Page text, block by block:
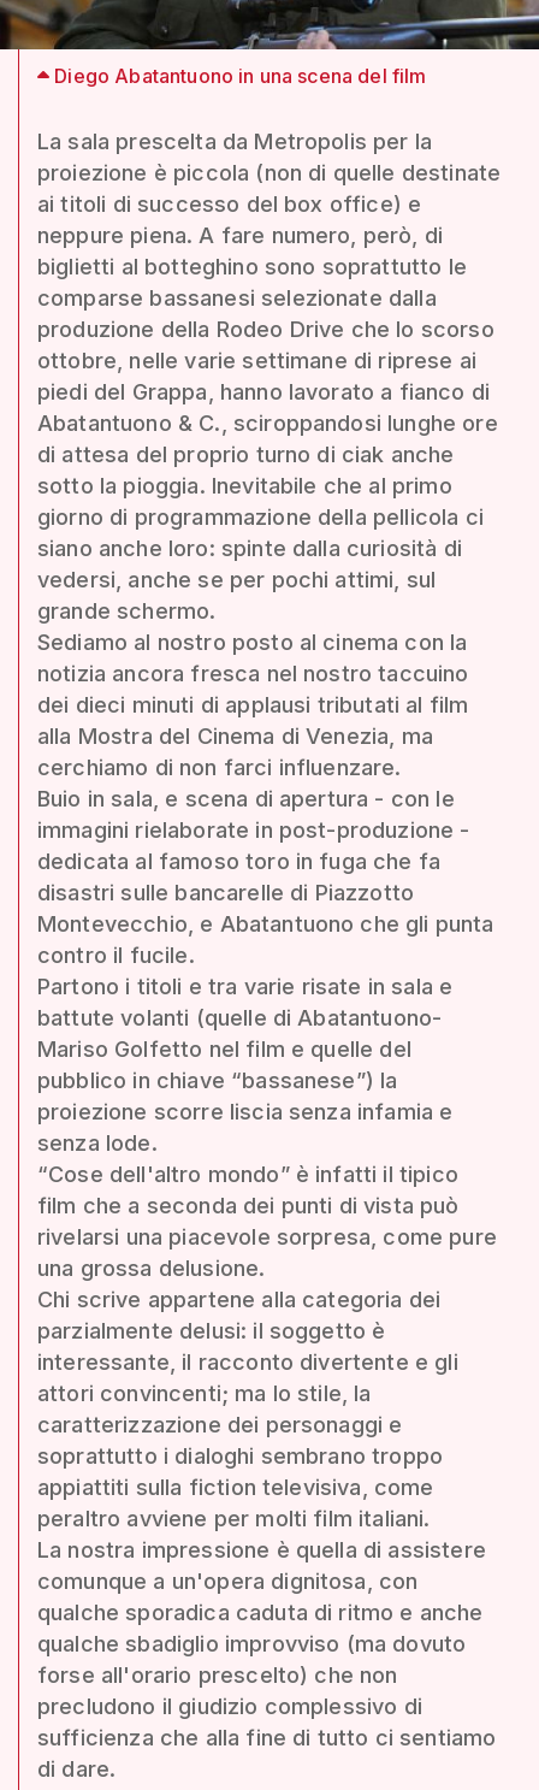
Diego Abatantuono in una scena del film
La sala prescelta da Metropolis per la
proiezione è piccola (non di quelle destinate
ai titoli di successo del box office) e
neppure piena. A fare numero, però, di
biglietti al botteghino sono soprattutto le
comparse bassanesi selezionate dalla
produzione della Rodeo Drive che lo scorso
ottobre, nelle varie settimane di riprese ai
piedi del Grappa, hanno lavorato a fianco di
Abatantuono & C., sciroppandosi lunghe ore
di attesa del proprio turno di ciak anche
sotto la pioggia. Inevitabile che al primo
giorno di programmazione della pellicola ci
siano anche loro: spinte dalla curiosità di
vedersi, anche se per pochi attimi, sul
grande schermo.
Sediamo al nostro posto al cinema con la
notizia ancora fresca nel nostro taccuino
dei dieci minuti di applausi tributati al film
alla Mostra del Cinema di Venezia, ma
cerchiamo di non farci influenzare.
Buio in sala, e scena di apertura - con le
immagini rielaborate in post-produzione -
dedicata al famoso toro in fuga che fa
disastri sulle bancarelle di Piazzotto
Montevecchio, e Abatantuono che gli punta
contro il fucile.
Partono i titoli e tra varie risate in sala e
battute volanti (quelle di Abatantuono-
Mariso Golfetto nel film e quelle del
pubblico in chiave “bassanese”) la
proiezione scorre liscia senza infamia e
senza lode.
“Cose dell'altro mondo” è infatti il tipico
film che a seconda dei punti di vista può
rivelarsi una piacevole sorpresa, come pure
una grossa delusione.
Chi scrive appartene alla categoria dei
parzialmente delusi: il soggetto è
interessante, il racconto divertente e gli
attori convincenti; ma lo stile, la
caratterizzazione dei personaggi e
soprattutto i dialoghi sembrano troppo
appiattiti sulla fiction televisiva, come
peraltro avviene per molti film italiani.
La nostra impressione è quella di assistere
comunque a un'opera dignitosa, con
qualche sporadica caduta di ritmo e anche
qualche sbadiglio improvviso (ma dovuto
forse all'orario prescelto) che non
precludono il giudizio complessivo di
sufficienza che alla fine di tutto ci sentiamo
di dare.